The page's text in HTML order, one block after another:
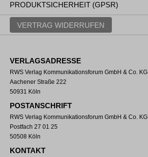
PRODUKTSICHERHEIT (GPSR)
VERTRAG WIDERRUFEN
VERLAGSADRESSE
RWS Verlag Kommunikationsforum GmbH & Co. KG
Aachener Straße 222
50931 Köln
POSTANSCHRIFT
RWS Verlag Kommunikationsforum GmbH & Co. KG
Postfach 27 01 25
50508 Köln
KONTAKT